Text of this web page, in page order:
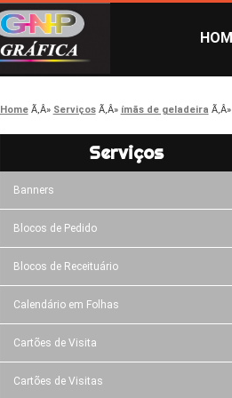
Home Serviços ímãs de geladeira
Serviços
Banners
Blocos de Pedido
Blocos de Receituário
Calendário em Folhas
Cartões de Visita
Cartões de Visitas